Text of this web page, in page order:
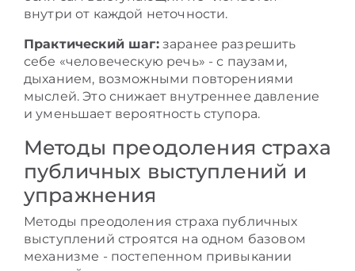
внутри от каждой неточности.
Практический шаг:заранее разрешить
себе «человеческую речь» - с паузами,
дыханием, возможными повторениями
мыслей. Это снижает внутреннее давление
и уменьшает вероятность ступора.
Методы преодоления страха
публичных выступлений и
упражнения
Методы преодоления страха публичных
выступлений строятся на одном базовом
механизме - постепенном привыкании